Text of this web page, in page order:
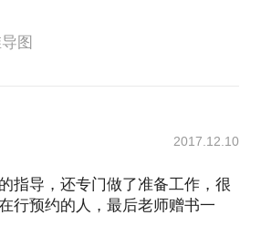
图
2017.12.10
指导，还专门做了准备工作，很
行预约的人，最后老师赠书一